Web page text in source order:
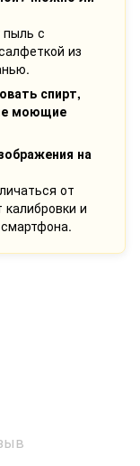
пыль с
из
спирт,
моющие
на
от
и